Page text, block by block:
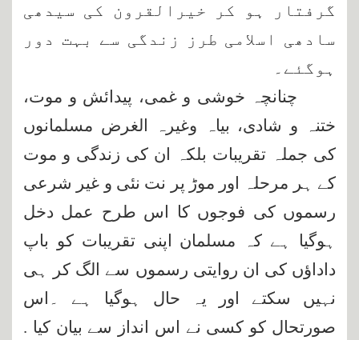
گرفتار ہو کر خیرالقرون کی سیدھی
سادھی اسلامی طرز زندگی سے بہت دور
ہوگئے۔
چنانچہ خوشی و غمی، پیدائش و موت،
ختنہ و شادی، بیاہ وغیرہ الغرض مسلمانوں
کی جملہ تقریبات بلکہ ان کی زندگی و موت
کے ہر مرحلہ اور موڑ پر نت نئی و غیر شرعی
رسموں کی فوجوں کا اس طرح عمل دخل
ہوگیا ہے کہ مسلمان اپنی تقریبات کو باپ
داداؤں کی ان روایتی رسموں سے الگ کر ہی
نہیں سکتے اور یہ حال ہوگیا ہے ۔اس
صورتحال کو کسی نے اس انداز سے بیان کیا .